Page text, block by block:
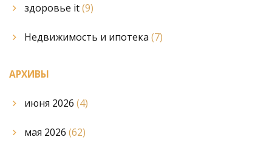
здоровье it(9)
Недвижимость и ипотека (7)
АРХИВЫ
июня 2026 (4)
мая 2026 (62)